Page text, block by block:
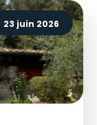
23 juin 2026